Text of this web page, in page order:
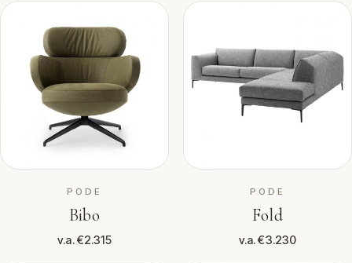
PODE
Bibo
v.a. €2.315
PODE
Fold
v.a. €3.230